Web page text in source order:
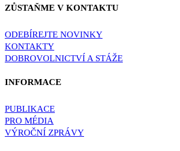
ZŮSTAŇME V KONTAKTU
ODEBÍREJTE NOVINKY
KONTAKTY
DOBROVOLNICTVÍ A STÁŽE
INFORMACE
PUBLIKACE
PRO MÉDIA
VÝROČNÍ ZPRÁVY